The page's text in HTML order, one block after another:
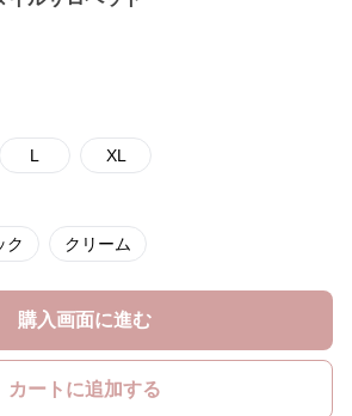
L XL
ク クリーム
購入画面に進む
カートに追加する